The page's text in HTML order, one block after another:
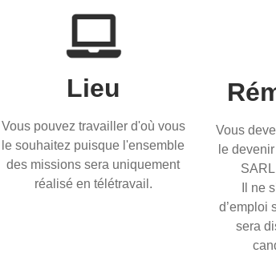
Lieu
Vous pouvez travailler d'où vous
le souhaitez puisque l'ensemble
des missions sera uniquement
réalisé en télétravail.
Vous
le
Il ne
d’emploi
sera